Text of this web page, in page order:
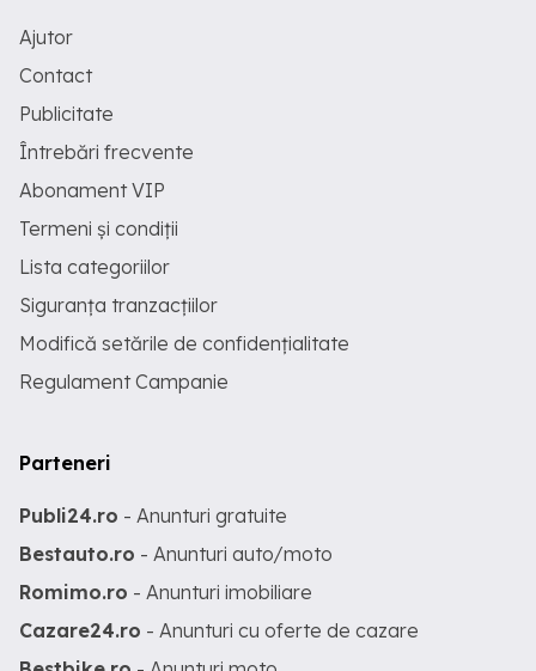
Ajutor
Contact
Publicitate
Întrebări frecvente
Abonament VIP
Termeni și condiții
Lista categoriilor
Siguranța tranzacțiilor
Modifică setările de confidențialitate
Regulament Campanie
Parteneri
Publi24.ro - Anunturi gratuite
Bestauto.ro - Anunturi auto/moto
Romimo.ro - Anunturi imobiliare
Cazare24.ro - Anunturi cu oferte de cazare